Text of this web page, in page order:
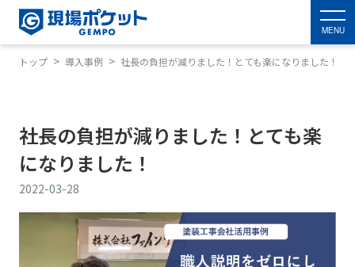
MENU
トップ 導入事例 社長の負担が減りました！とても楽になりました！
社長の負担が減りました！とても楽
になりました！
2022-03-28